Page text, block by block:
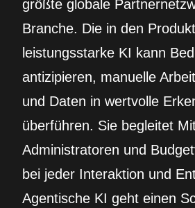
größte globale
Branche. Die in den
leistungsstarke KI kann
antizipieren, manuelle
und Daten in wertvolle
überführen. Sie begleitet
Administratoren und
bei jeder Interaktion und
Agentische KI geht einen